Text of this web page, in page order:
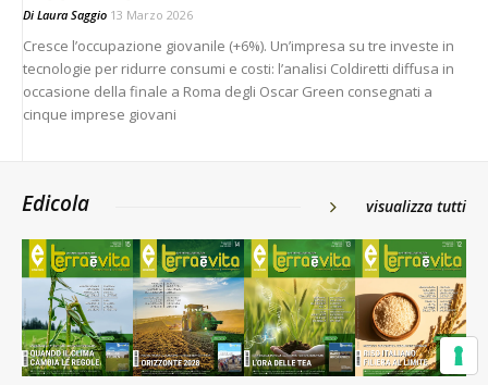
Di Laura Saggio 13 Marzo 2026
Cresce l’occupazione giovanile (+6%). Un’impresa su tre investe in
tecnologie per ridurre consumi e costi: l’analisi Coldiretti diffusa in
occasione della finale a Roma degli Oscar Green consegnati a
cinque imprese giovani
Edicola visualizza tutti